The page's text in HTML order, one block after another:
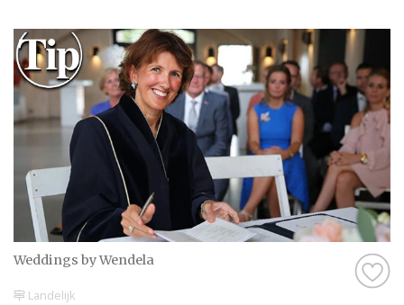
Weddings by Wendela
Landelijk